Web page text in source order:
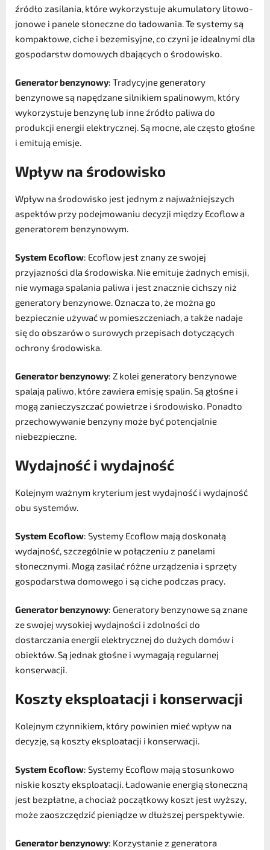
źródło zasilania, które wykorzystuje akumulatory litowo-
jonowe i panele słoneczne do ładowania. Te systemy są
kompaktowe, ciche i bezemisyjne, co czyni je idealnymi dla
gospodarstw domowych dbających o środowisko.
Generator benzynowy: Tradycyjne generatory
benzynowe są napędzane silnikiem spalinowym, który
wykorzystuje benzynę lub inne źródło paliwa do
produkcji energii elektrycznej. Są mocne, ale często głośne
i emitują emisje.
Wpływ na środowisko
Wpływ na środowisko jest jednym z najważniejszych
aspektów przy podejmowaniu decyzji między Ecoflow a
generatorem benzynowym.
System Ecoflow: Ecoflow jest znany ze swojej
przyjazności dla środowiska. Nie emituje żadnych emisji,
nie wymaga spalania paliwa i jest znacznie cichszy niż
generatory benzynowe. Oznacza to, że można go
bezpiecznie używać w pomieszczeniach, a także nadaje
się do obszarów o surowych przepisach dotyczących
ochrony środowiska.
Generator benzynowy: Z kolei generatory benzynowe
spalają paliwo, które zawiera emisję spalin. Są głośne i
mogą zanieczyszczać powietrze i środowisko. Ponadto
przechowywanie benzyny może być potencjalnie
niebezpieczne.
Wydajność i wydajność
Kolejnym ważnym kryterium jest wydajność i wydajność
obu systemów.
System Ecoflow: Systemy Ecoflow mają doskonałą
wydajność, szczególnie w połączeniu z panelami
słonecznymi. Mogą zasilać różne urządzenia i sprzęty
gospodarstwa domowego i są ciche podczas pracy.
Generator benzynowy: Generatory benzynowe są znane
ze swojej wysokiej wydajności i zdolności do
dostarczania energii elektrycznej do dużych domów i
obiektów. Są jednak głośne i wymagają regularnej
konserwacji.
Koszty eksploatacji i konserwacji
Kolejnym czynnikiem, który powinien mieć wpływ na
decyzję, są koszty eksploatacji i konserwacji.
System Ecoflow: Systemy Ecoflow mają stosunkowo
niskie koszty eksploatacji. Ładowanie energią słoneczną
jest bezpłatne, a chociaż początkowy koszt jest wyższy,
może zaoszczędzić pieniądze w dłuższej perspektywie.
Generator benzynowy: Korzystanie z generatora